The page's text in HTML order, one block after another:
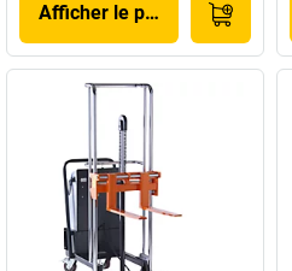
Afficher le produit